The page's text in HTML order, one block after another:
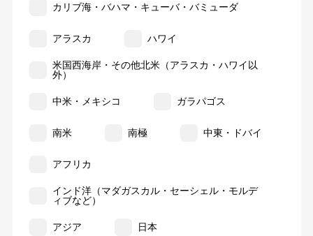
カリブ海・バハマ・キューバ・バミューダ
アラスカ ハワイ
米国西海岸・その他北米（アラスカ・ハワイ以
外）
中米・メキシコ ガラパゴス
南米 南極 中東・ドバイ
アフリカ
インド洋（マダガスカル・セーシェル・モルデ
ィブなど）
アジア 日本